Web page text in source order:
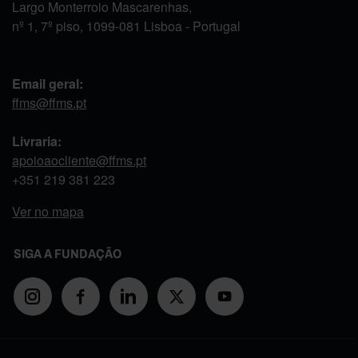
Largo Monterroio Mascarenhas,
nº 1, 7º piso, 1099-081 Lisboa - Portugal
Email geral:
ffms@ffms.pt
Livraria:
apoioaocliente@ffms.pt
+351 219 381 223
Ver no mapa
SIGA A FUNDAÇÃO